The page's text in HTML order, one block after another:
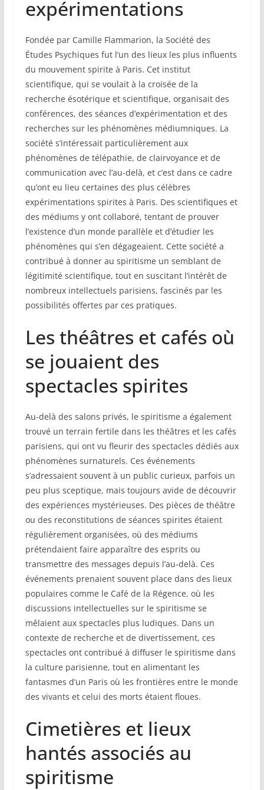
expérimentations
Fondée par Camille Flammarion, la Société des
Études Psychiques fut l’un des lieux les plus influents
du mouvement spirite à Paris. Cet institut
scientifique, qui se voulait à la croisée de la
recherche ésotérique et scientifique, organisait des
conférences, des séances d’expérimentation et des
recherches sur les phénomènes médiumniques. La
société s’intéressait particulièrement aux
phénomènes de télépathie, de clairvoyance et de
communication avec l’au-delà, et c’est dans ce cadre
qu’ont eu lieu certaines des plus célèbres
expérimentations spirites à Paris. Des scientifiques et
des médiums y ont collaboré, tentant de prouver
l’existence d’un monde parallèle et d’étudier les
phénomènes qui s’en dégageaient. Cette société a
contribué à donner au spiritisme un semblant de
légitimité scientifique, tout en suscitant l’intérêt de
nombreux intellectuels parisiens, fascinés par les
possibilités offertes par ces pratiques.
Les théâtres et cafés où
se jouaient des
spectacles spirites
Au-delà des salons privés, le spiritisme a également
trouvé un terrain fertile dans les théâtres et les cafés
parisiens, qui ont vu fleurir des spectacles dédiés aux
phénomènes surnaturels. Ces événements
s’adressaient souvent à un public curieux, parfois un
peu plus sceptique, mais toujours avide de découvrir
des expériences mystérieuses. Des pièces de théâtre
ou des reconstitutions de séances spirites étaient
régulièrement organisées, où des médiums
prétendaient faire apparaître des esprits ou
transmettre des messages depuis l’au-delà. Ces
événements prenaient souvent place dans des lieux
populaires comme le Café de la Régence, où les
discussions intellectuelles sur le spiritisme se
mêlaient aux spectacles plus ludiques. Dans un
contexte de recherche et de divertissement, ces
spectacles ont contribué à diffuser le spiritisme dans
la culture parisienne, tout en alimentant les
fantasmes d’un Paris où les frontières entre le monde
des vivants et celui des morts étaient floues.
Cimetières et lieux
hantés associés au
spiritisme